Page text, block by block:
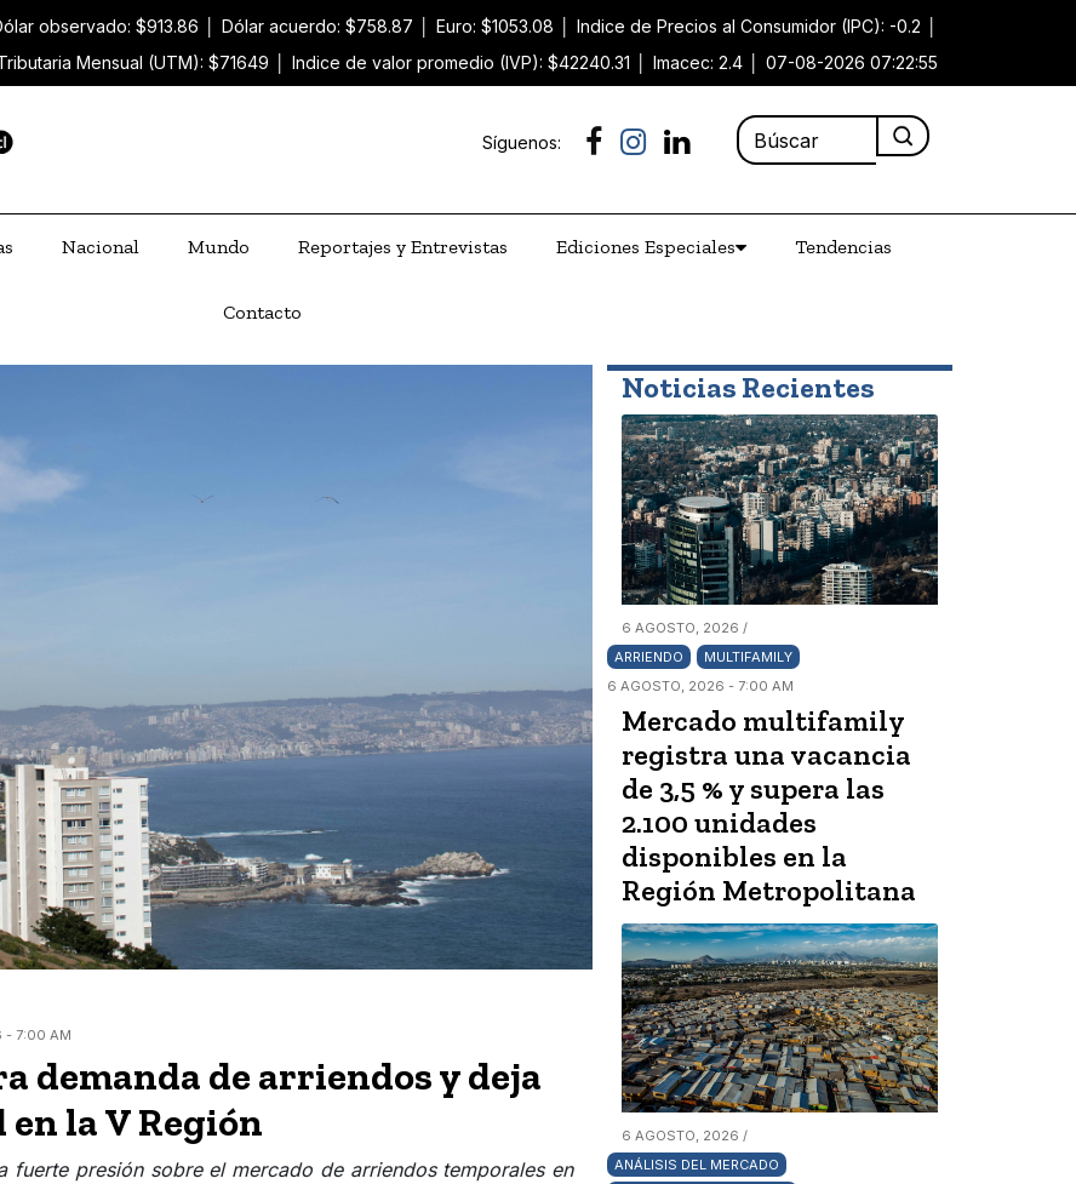
observado: $913.86 Dólar acuerdo: $758.87 Euro: $1053.08 Indice de Precios al Consumidor (IPC): -0.2
Mensual (UTM): $71649
Indice de valor promedio (IVP): $42240.31 Imacec: 2.4 07-08-2026 07:22:55
Síguenos:
Nacional Mundo Reportajes y Entrevistas Ediciones Especiales Tendencias
Contacto
- 7:00 AM
demanda de arriendos y deja
la V Región
fuerte presión sobre el mercado de arriendos temporales en
Noticias Recientes
6 AGOSTO, 2026 /
ARRIENDO
MULTIFAMILY
6 AGOSTO, 2026 - 7:00 AM
Mercado multifamily
registra una vacancia
de 3,5 % y supera las
2.100 unidades
disponibles en la
Región Metropolitana
6 AGOSTO, 2026 /
ANÁLISIS DEL MERCADO